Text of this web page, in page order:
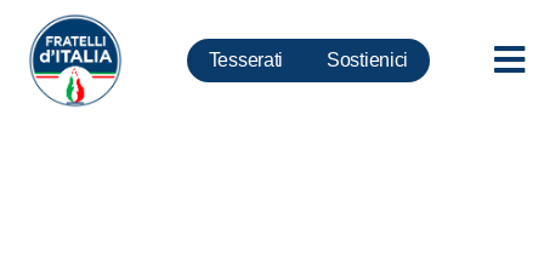
Tesserati Sostienici